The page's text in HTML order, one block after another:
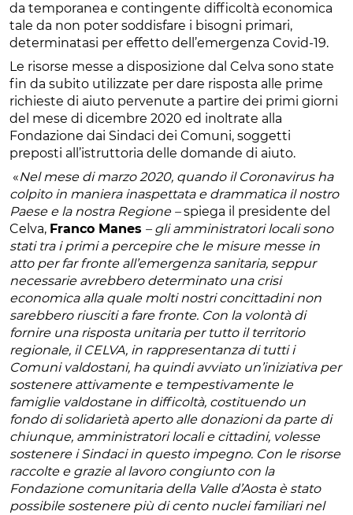
da temporanea e contingente difficoltà economica
tale da non poter soddisfare i bisogni primari,
determinatasi per effetto dell’emergenza Covid-19.
Le risorse messe a disposizione dal Celva sono state
fin da subito utilizzate per dare risposta alle prime
richieste di aiuto pervenute a partire dei primi giorni
del mese di dicembre 2020 ed inoltrate alla
Fondazione dai Sindaci dei Comuni, soggetti
preposti all’istruttoria delle domande di aiuto.
«Nel mese di marzo 2020, quando il Coronavirus ha
colpito in maniera inaspettata e drammatica il nostro
Paese e la nostra Regione –spiega il presidente del
Celva, Franco Manes – gli amministratori locali sono
stati tra i primi a percepire che le misure messe in
atto per far fronte all’emergenza sanitaria, seppur
necessarie avrebbero determinato una crisi
economica alla quale molti nostri concittadini non
sarebbero riusciti a fare fronte. Con la volontà di
fornire una risposta unitaria per tutto il territorio
regionale, il CELVA, in rappresentanza di tutti i
Comuni valdostani, ha quindi avviato un’iniziativa per
sostenere attivamente e tempestivamente le
famiglie valdostane in difficoltà, costituendo un
fondo di solidarietà aperto alle donazioni da parte di
chiunque, amministratori locali e cittadini, volesse
sostenere i Sindaci in questo impegno. Con le risorse
raccolte e grazie al lavoro congiunto con la
Fondazione comunitaria della Valle d’Aosta è stato
possibile sostenere più di cento nuclei familiari nel